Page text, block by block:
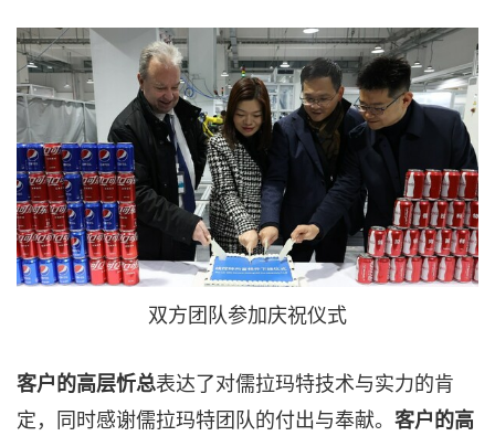
双方团队参加庆祝仪式
客户的高层忻总表达了对儒拉玛特技术与实力的肯
定，同时感谢儒拉玛特团队的付出与奉献。 客户的高